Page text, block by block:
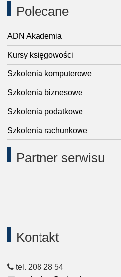
Polecane
ADN Akademia
Kursy księgowości
Szkolenia komputerowe
Szkolenia biznesowe
Szkolenia podatkowe
Szkolenia rachunkowe
Partner serwisu
Kontakt
tel. 208 28 54